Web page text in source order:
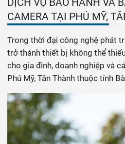
DỊCH VỤ BẢO HÀNH VÀ
CAMERA TẠI PHÚ MỸ,
Trong thời đại công nghệ phát
trở thành thiết bị không thể
cho gia đình, doanh nghiệp và
Phú Mỹ, Tân Thành thuộc tỉnh